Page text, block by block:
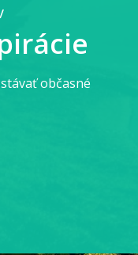
občasné